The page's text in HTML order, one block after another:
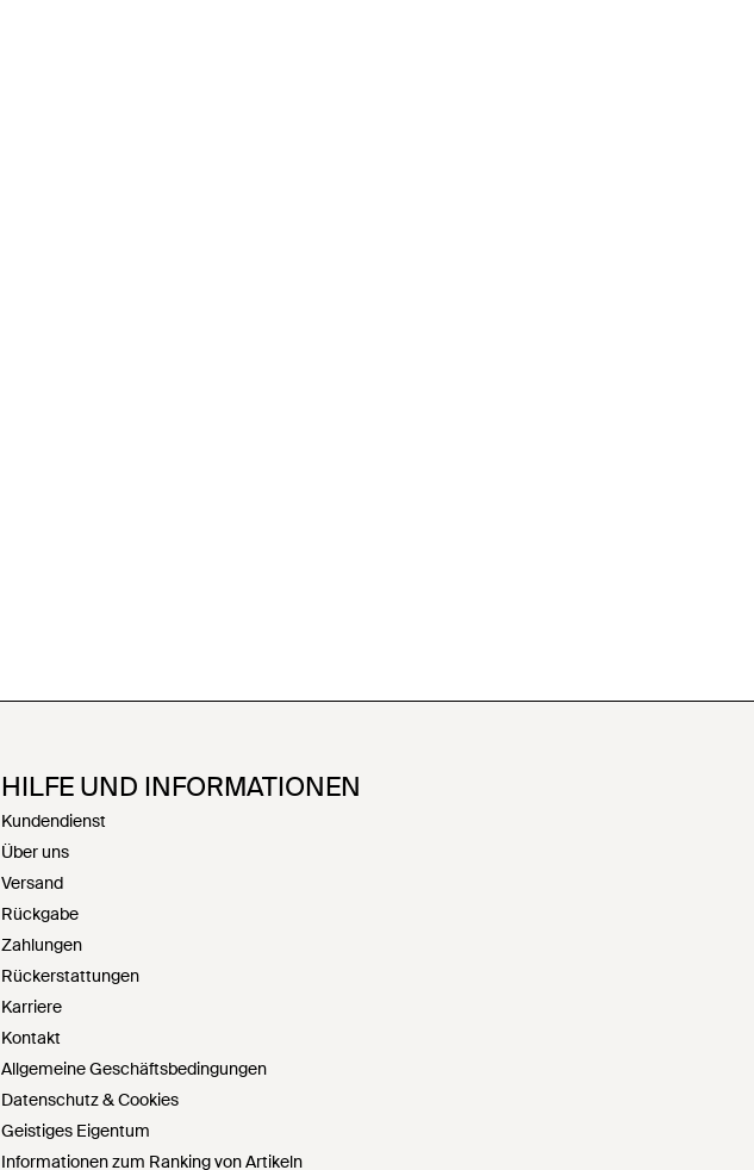
HILFE UND INFORMATIONEN
Kundendienst
Über uns
Versand
Rückgabe
Zahlungen
Rückerstattungen
Karriere
Kontakt
Allgemeine Geschäftsbedingungen
Datenschutz & Cookies
Geistiges Eigentum
Informationen zum Ranking von Artikeln